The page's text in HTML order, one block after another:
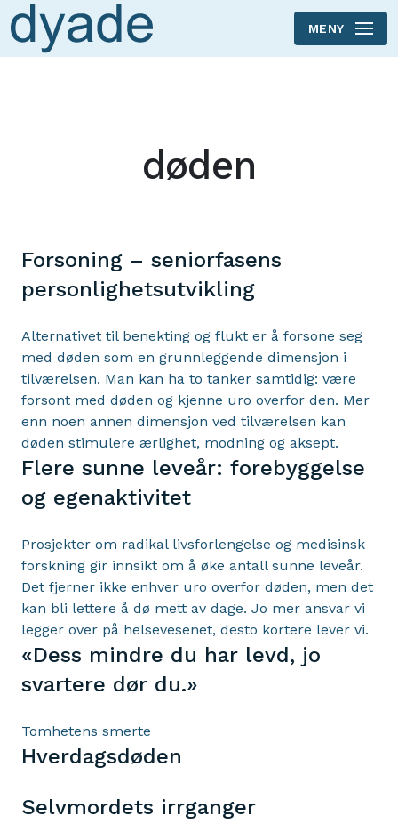
Skip to main content
MENY
døden
Forsoning – seniorfasens
personlighetsutvikling
Alternativet til benekting og flukt er å forsone seg
med døden som en grunnleggende dimensjon i
tilværelsen. Man kan ha to tanker samtidig: være
forsont med døden og kjenne uro overfor den. Mer
enn noen annen dimensjon ved tilværelsen kan
døden stimulere ærlighet, modning og aksept.
Flere sunne leveår: forebyggelse
og egenaktivitet
Prosjekter om radikal livsforlengelse og medisinsk
forskning gir innsikt om å øke antall sunne leveår.
Det fjerner ikke enhver uro overfor døden, men det
kan bli lettere å dø mett av dage. Jo mer ansvar vi
legger over på helsevesenet, desto kortere lever vi.
«Dess mindre du har levd, jo
svartere dør du.»
Tomhetens smerte
Hverdagsdøden
Selvmordets irrganger